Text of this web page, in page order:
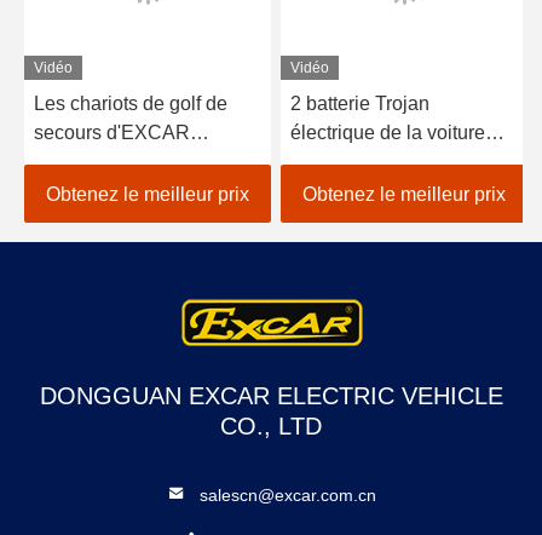
Vidéo
Les chariots de golf de
secours d'EXCAR
A1H2/EC avec la
cargaison fermée
enfoncent le châssis en
aluminium
Obtenez le meilleur prix
Vidéo
2 batterie Trojan
électrique de la voiture
3.7KW 48V d'ambulance
de Seater avec la boîte de
cargaison
Obtenez le meilleur prix
DONGGUAN EXCAR ELECTRIC VEHICLE
CO., LTD
salescn@excar.com.cn